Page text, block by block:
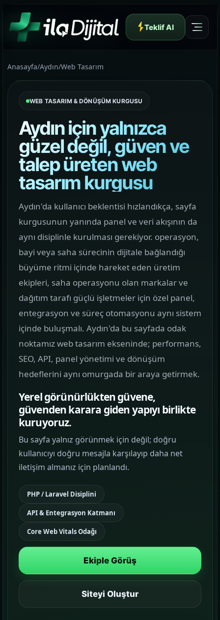
Teklif Al
Müşteri Paneli
01 Hakkımızda
Yapının arkasındaki yaklaşımı ve çalışma dilini
görün.
Hizmetler
Web, yazılım, mobil ve pazarlama hizmetlerini
tek yerden görün.
Kurumsal Web Tasarım
E-ticaret Sitesi Tasarımı
SATIŞ VITRINI
MOBIL ÜRÜN
SEO & Dijital Pazarlama
ARAMA GÖRÜNÜRLÜĞÜ
Google Reklam Yönetimi
Sosyal Medya Yönetimi
MARKA İLETIŞIMI
03 Temalar
Sektörünüze uygun hazır yapı ve demo
sahnelerini karşılaştırın.
Paketler
Kurulum, içerik ve teslim kapsamını daha net
Anasayfa/Aydın/Web Tasarım
WEB TASARIM & DÖNÜŞÜM KURGUSU
Aydın için yalnızca
güzel değil, güven ve
talep üreten web
tasarım kurgusu
Aydın'da kullanıcı beklentisi hızlandıkça, sayfa
kurgusunun yanında panel ve veri akışının da
aynı disiplinle kurulması gerekiyor. operasyon,
bayi veya saha sürecinin dijitale bağlandığı
büyüme ritmi içinde hareket eden üretim
ekipleri, saha operasyonu olan markalar ve
dağıtım tarafı güçlü işletmeler için özel panel,
entegrasyon ve süreç otomasyonu aynı sistem
içinde buluşmalı. Aydın'da bu sayfada odak
noktamız web tasarım ekseninde; performans,
SEO, API, panel yönetimi ve dönüşüm
hedeflerini aynı omurgada bir araya getirmek.
Yerel görünürlükten güvene,
güvenden karara giden yapıyı birlikte
kuruyoruz.
Bu sayfa yalnız görünmek için değil; doğru
kullanıcıyı doğru mesajla karşılayıp daha net
iletişim almanız için planlandı.
PHP / Laravel Disiplini
API & Entegrasyon Katmanı
Core Web Vitals Odağı
Ekiple Görüş
Siteyi Oluştur